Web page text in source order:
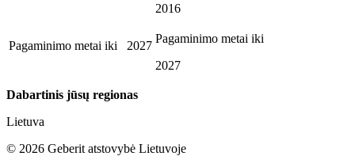
2016
Pagaminimo metai iki 2027
Pagaminimo metai iki
2027
Dabartinis jūsų regionas
Lietuva
© 2026 Geberit atstovybė Lietuvoje